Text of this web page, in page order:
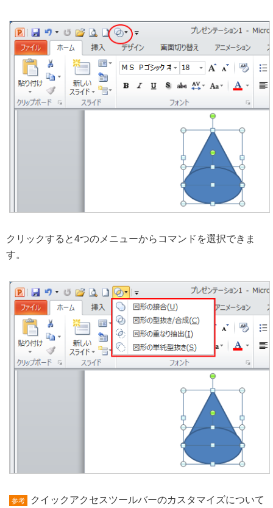
クリックすると4つのメニューからコマンドを選択できま
す。
参考
クイックアクセスツールバーのカスタマイズについて